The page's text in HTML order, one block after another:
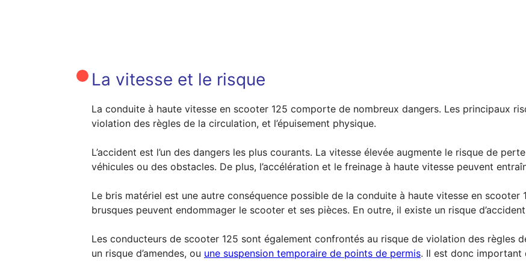
La vitesse et le risque
La conduite à haute vitesse en scooter 125 comporte de nombreux dangers. Les principaux
violation des règles de la circulation, et l’épuisement physique.
L’accident est l’un des dangers les plus courants. La vitesse élevée augmente le risque de
véhicules ou des obstacles. De plus, l’accélération et le freinage à haute vitesse peuvent
Le bris matériel est une autre conséquence possible de la conduite à haute vitesse en scooter
brusques peuvent endommager le scooter et ses pièces. En outre, il existe un risque
Les conducteurs de scooter 125 sont également confrontés au risque de violation des règles
un risque d’amendes, ou une suspension temporaire de points de permis. Il est donc important